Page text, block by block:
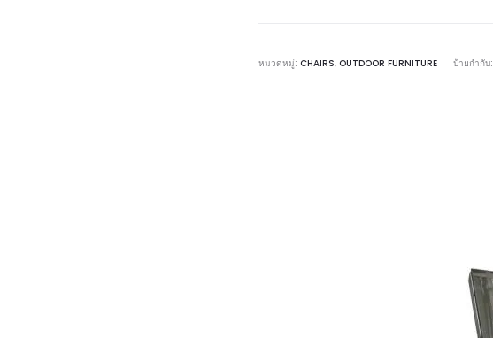
หมวดหมู่: CHAIRS, OUTDOOR FURNITURE ป้ายกำกับ: